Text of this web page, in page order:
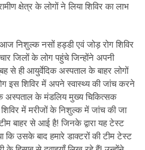
क्षेत्र के लोगों ने लिया शिविर का लाभ
निशुल्क नसों हड्डी एवं जोड़ रोग शिविर
जिलों के लोग पहुंचे जिन्होंने अपनी
से ही आयुर्वेदिक अस्पताल के बाहर लोगों
इस शिविर में अपने स्वास्थ्य की जांच करने
अस्पताल के मंडलिय मुख्य चिकित्सक
में मरीजों के निशुल्क में जांच की जा
बाहर से आई है! जिनके द्वारा यह टेस्ट
कि उसके बाद हमारे डाक्टरों की टीम टेस्ट